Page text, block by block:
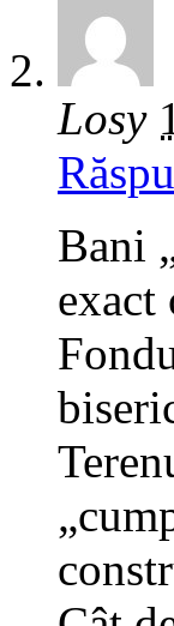
Losy
Bani
exact